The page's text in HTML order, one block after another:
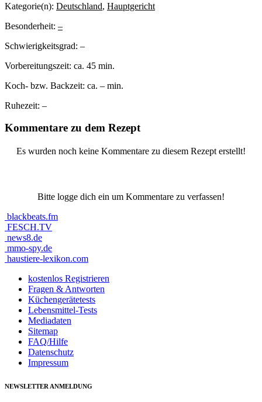
Kategorie(n): Deutschland, Hauptgericht
Besonderheit: –
Schwierigkeitsgrad: –
Vorbereitungszeit: ca. 45 min.
Koch- bzw. Backzeit: ca. – min.
Ruhezeit: –
Kommentare zu dem Rezept
Es wurden noch keine Kommentare zu diesem Rezept erstellt!
Bitte logge dich ein um Kommentare zu verfassen!
blackbeats.fm
FESCH.TV
news8.de
mmo-spy.de
haustiere-lexikon.com
kostenlos Registrieren
Fragen & Antworten
Küchengerätetests
Lebensmittel-Tests
Mediadaten
Sitemap
FAQ/Hilfe
Datenschutz
Impressum
NEWSLETTER ANMELDUNG